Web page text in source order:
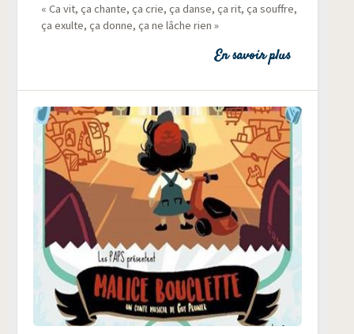
« Ca vit, ça chante, ça crie, ça danse, ça rit, ça souffre,
ça exulte, ça donne, ça ne lâche rien »
En savoir plus